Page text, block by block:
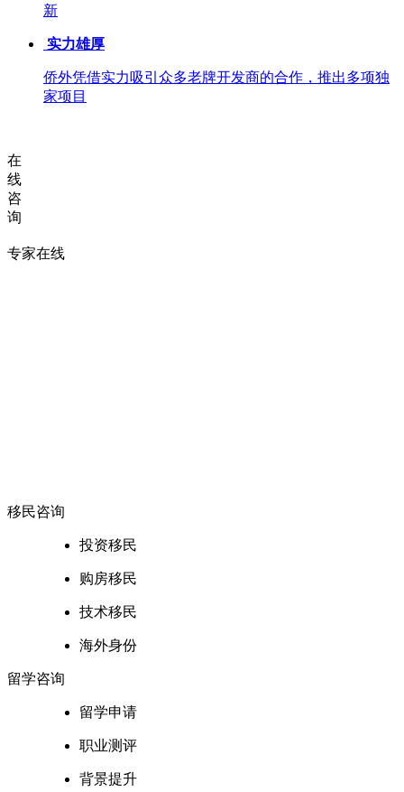
新
实力雄厚
侨外凭借实力吸引众多老牌开发商的合作，推出多项独
家项目
在
线
咨
询
专家在线
移民咨询
投资移民
购房移民
技术移民
海外身份
留学咨询
留学申请
职业测评
背景提升